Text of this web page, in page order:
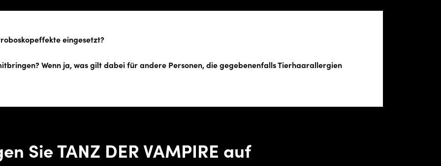
eingesetzt?
Wenn ja, was gilt dabei für andere Personen, die gegebenenfalls Tierhaarallergien
Sie TANZ DER VAMPIRE auf